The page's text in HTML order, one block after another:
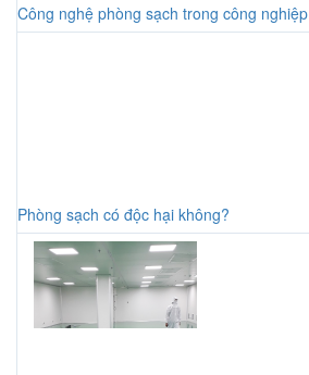
Công nghệ phòng sạch trong công nghiệp
Phòng sạch có độc hại không?